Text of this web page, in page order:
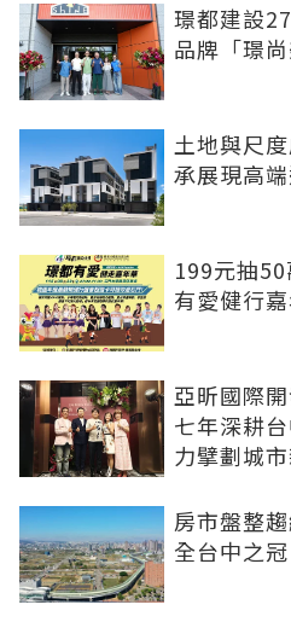
璟都建設
品牌「璟
土地與尺
承展現高
199元抽
有愛健行
亞昕國際
七年深耕
力擘劃城
房市盤整
全台中之冠